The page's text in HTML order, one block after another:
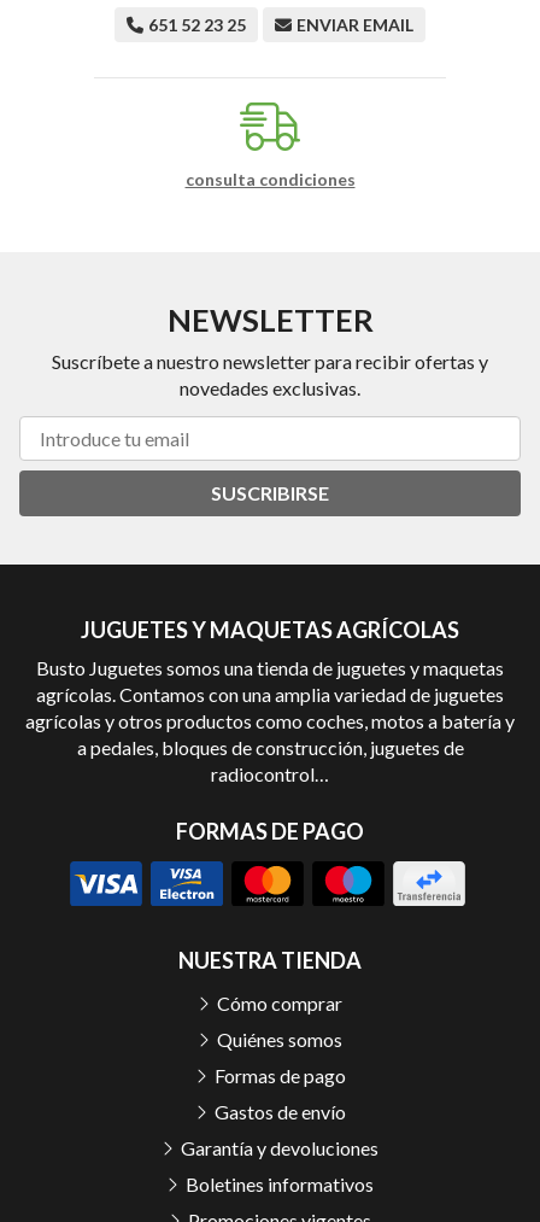
651 52 23 25 ENVIAR EMAIL
consulta condiciones
NEWSLETTER
Suscríbete a nuestro newsletter para recibir ofertas y
novedades exclusivas.
SUSCRIBIRSE
JUGUETES Y MAQUETAS AGRÍCOLAS
Busto Juguetes somos una tienda de juguetes y maquetas
agrícolas. Contamos con una amplia variedad de juguetes
agrícolas y otros productos como coches, motos a batería y
a pedales, bloques de construcción, juguetes de
radiocontrol…
FORMAS DE PAGO
NUESTRA TIENDA
Cómo comprar
Quiénes somos
Formas de pago
Gastos de envío
Garantía y devoluciones
Boletines informativos